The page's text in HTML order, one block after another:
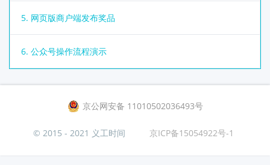
5. 网页版商户端发布奖品
6. 公众号操作流程演示
京公网安备 11010502036493号
© 2015 - 2021 义工时间 京ICP备15054922号-1